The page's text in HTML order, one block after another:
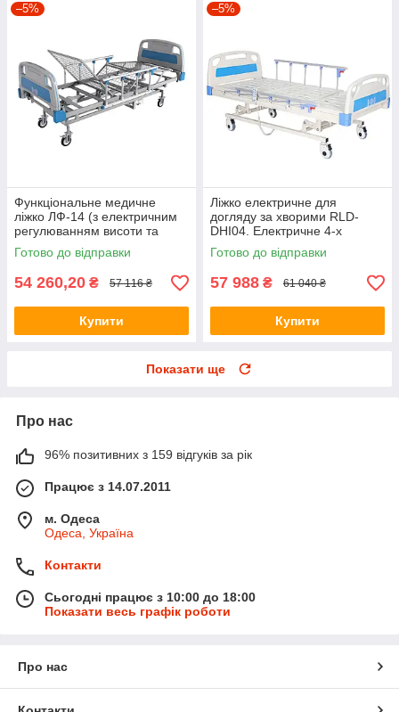
–5%
Функціональне медичне
ліжко ЛФ-14 (з електричним
регулюванням висоти та
нахилу секцій, VIOLA
Готово до відправки
54 260,20 ₴ 57 116 ₴
Купити
–5%
Ліжко електричне для
догляду за хворими RLD-
DHI04. Електричне 4-х
секційне ліжко
Готово до відправки
57 988 ₴ 61 040 ₴
Купити
Показати ще
Про нас
96% позитивних з 159 відгуків за рік
Працює з 14.07.2011
м. Одеса
Одеса, Україна
Контакти
Сьогодні працює з 10:00 до 18:00
Показати весь графік роботи
Про нас